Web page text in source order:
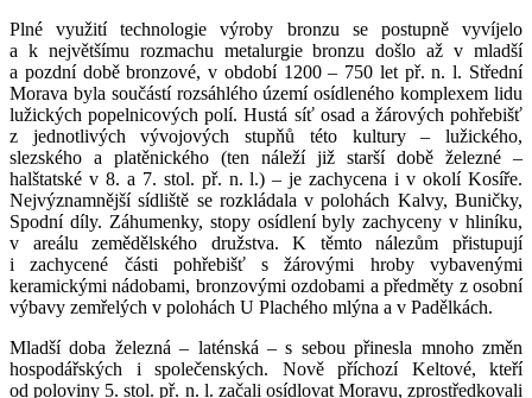
Plné využití technologie výroby bronzu se postupně vyvíjelo
a k největšímu rozmachu metalurgie bronzu došlo až v mladší
a pozdní době bronzové, v období 1200 – 750 let př. n. l. Střední
Morava byla součástí rozsáhlého území osídleného komplexem lidu
lužických popelnicových polí. Hustá síť osad a žárových pohřebišť
z jednotlivých vývojových stupňů této kultury – lužického,
slezského a platěnického (ten náleží již starší době železné –
halštatské v 8. a 7. stol. př. n. l.) – je zachycena i v okolí Kosíře.
Nejvýznamnější sídliště se rozkládala v polohách Kalvy, Buničky,
Spodní díly. Záhumenky, stopy osídlení byly zachyceny v hliníku,
v areálu zemědělského družstva. K těmto nálezům přistupují
i zachycené části pohřebišť s žárovými hroby vybavenými
keramickými nádobami, bronzovými ozdobami a předměty z osobní
výbavy zemřelých v polohách U Plachého mlýna a v Padělkách.
Mladší doba železná – laténská – s sebou přinesla mnoho změn
hospodářských i společenských. Nově příchozí Keltové, kteří
od poloviny 5. stol. př. n. l. začali osídlovat Moravu, zprostředkovali